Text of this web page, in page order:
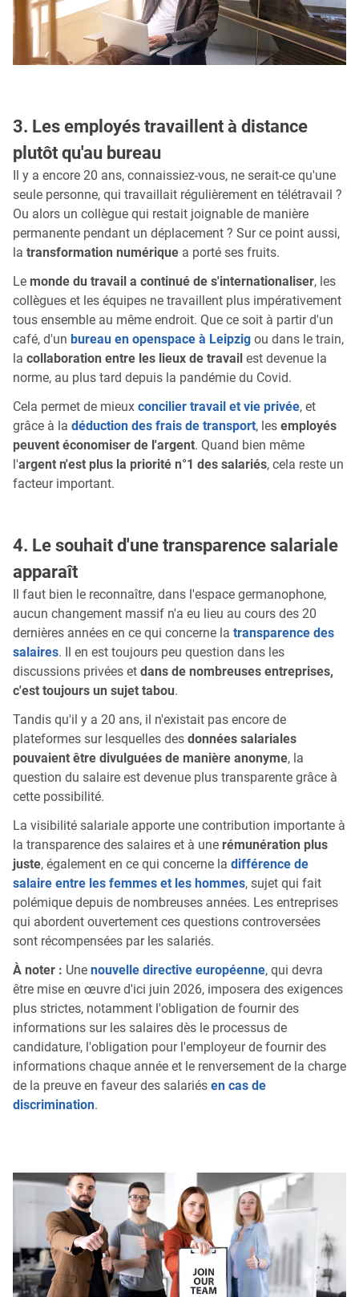
3. Les employés travaillent à distance
plutôt qu'au bureau
Il y a encore 20 ans, connaissiez-vous, ne serait-ce qu'une
seule personne, qui travaillait régulièrement en télétravail ?
Ou alors un collègue qui restait joignable de manière
permanente pendant un déplacement ? Sur ce point aussi,
la transformation numérique a porté ses fruits.
Le monde du travail a continué de s'internationaliser, les
collègues et les équipes ne travaillent plus impérativement
tous ensemble au même endroit. Que ce soit à partir d'un
café, d'un bureau en openspace à Leipzig ou dans le train,
la collaboration entre les lieux de travail est devenue la
norme, au plus tard depuis la pandémie du Covid.
Cela permet de mieux concilier travail et vie privée, et
grâce à la déduction des frais de transport, les employés
peuvent économiser de l'argent. Quand bien même
l'argent n'est plus la priorité n°1 des salariés, cela reste un
facteur important.
4. Le souhait d'une transparence salariale
apparaît
Il faut bien le reconnaître, dans l'espace germanophone,
aucun changement massif n'a eu lieu au cours des 20
dernières années en ce qui concerne la transparence des
salaires. Il en est toujours peu question dans les
discussions privées et dans de nombreuses entreprises,
c'est toujours un sujet tabou.
Tandis qu'il y a 20 ans, il n'existait pas encore de
plateformes sur lesquelles des données salariales
pouvaient être divulguées de manière anonyme, la
question du salaire est devenue plus transparente grâce à
cette possibilité.
La visibilité salariale apporte une contribution importante à
la transparence des salaires et à une rémunération plus
juste, également en ce qui concerne la différence de
salaire entre les femmes et les hommes, sujet qui fait
polémique depuis de nombreuses années. Les entreprises
qui abordent ouvertement ces questions controversées
sont récompensées par les salariés.
À noter : Une nouvelle directive européenne, qui devra
être mise en œuvre d'ici juin 2026, imposera des exigences
plus strictes, notamment l'obligation de fournir des
informations sur les salaires dès le processus de
candidature, l'obligation pour l'employeur de fournir des
informations chaque année et le renversement de la charge
de la preuve en faveur des salariés en cas de
discrimination.